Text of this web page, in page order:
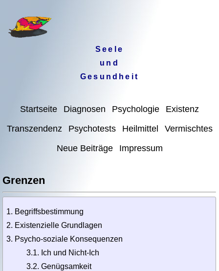
Seele
und
Gesundheit
Startseite Diagnosen Psychologie
Existenz
Transzendenz
Psychotests Heilmittel
Vermischtes
Neue Beiträge
Impressum
Grenzen
Begriffsbestimmung
Existenzielle Grundlagen
Psycho-soziale Konsequenzen
3.1. Ich und Nicht-Ich
3.2. Genügsamkeit